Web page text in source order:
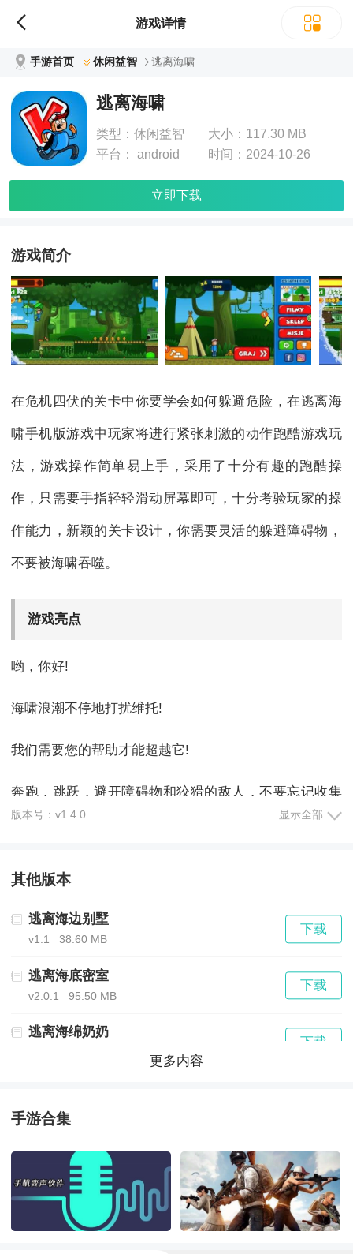
游戏详情
手游首页 休闲益智 逃离海啸
逃离海啸
类型： 休闲益智 大小： 117.30 MB
平台：
android 时间： 2024-10-26
立即下载
游戏简介
在危机四伏的关卡中你要学会如何躲避危险，在逃离海
啸手机版游戏中玩家将进行紧张刺激的动作跑酷游戏玩
法，游戏操作简单易上手，采用了十分有趣的跑酷操
作，只需要手指轻轻滑动屏幕即可，十分考验玩家的操
作能力，新颖的关卡设计，你需要灵活的躲避障碍物，
不要被海啸吞噬。
游戏亮点
哟，你好!
海啸浪潮不停地打扰维托!
我们需要您的帮助才能超越它!
奔跑，跳跃，避开障碍物和狡猾的敌人，不要忘记收集
维特币。
射波推回去。
游戏特色
在遍布障碍和坏蛋的关卡中过关斩将,不断的突破自己的
关卡设计精妙,让你享受各种有趣的街机体验.无论你选择
无休止的乐趣在等待着，因为所有关卡都是随机建立的!
逃离海啸特色
版本号：v1.4.0 显示全部
其他版本
逃离海边别墅
v1.1 38.60 MB
下载
逃离海底密室
v2.0.1 95.50 MB
下载
逃离海绵奶奶
下载
v1.0 35.40 MB
更多内容
手游合集